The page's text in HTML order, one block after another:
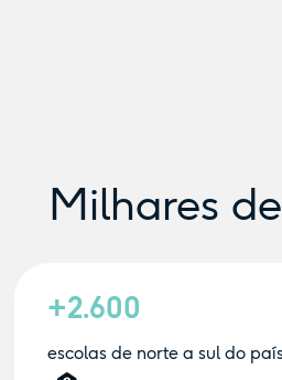
Milhares
+2.600
escolas de norte a sul do